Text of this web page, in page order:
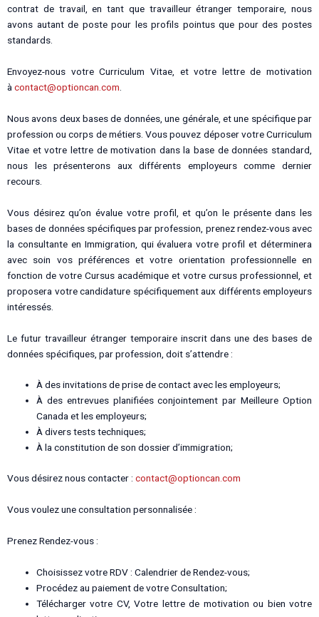
contrat de travail, en tant que travailleur étranger temporaire, nous
avons autant de poste pour les profils pointus que pour des postes
standards.
Envoyez-nous votre Curriculum Vitae, et votre lettre de motivation
à contact@optioncan.com
Nous avons deux bases de données, une générale, et une spécifique par
profession ou corps de métiers. Vous pouvez déposer votre Curriculum
Vitae et votre lettre de motivation dans la base de données standard,
nous les présenterons aux différents employeurs comme dernier
recours.
Vous désirez qu’on évalue votre profil, et qu’on le présente dans les
bases de données spécifiques par profession, prenez rendez-vous avec
la consultante en Immigration, qui évaluera votre profil et déterminera
avec soin vos préférences et votre orientation professionnelle en
fonction de votre Cursus académique et votre cursus professionnel, et
proposera votre candidature spécifiquement aux différents employeurs
intéressés.
Le futur travailleur étranger temporaire inscrit dans une des bases de
données spécifiques, par profession, doit s’attendre :
À des invitations de prise de contact avec les employeurs;
À des entrevues planifiées conjointement par Meilleure Option
Canada et les employeurs;
À divers tests techniques;
À la constitution de son dossier d’immigration;
Vous désirez nous contacter : contact@optioncan.com
Vous voulez une consultation personnalisée :
Prenez Rendez-vous :
Choisissez votre RDV : Calendrier de Rendez-vous;
Procédez au paiement de votre Consultation;
Télécharger votre CV, Votre lettre de motivation ou bien votre